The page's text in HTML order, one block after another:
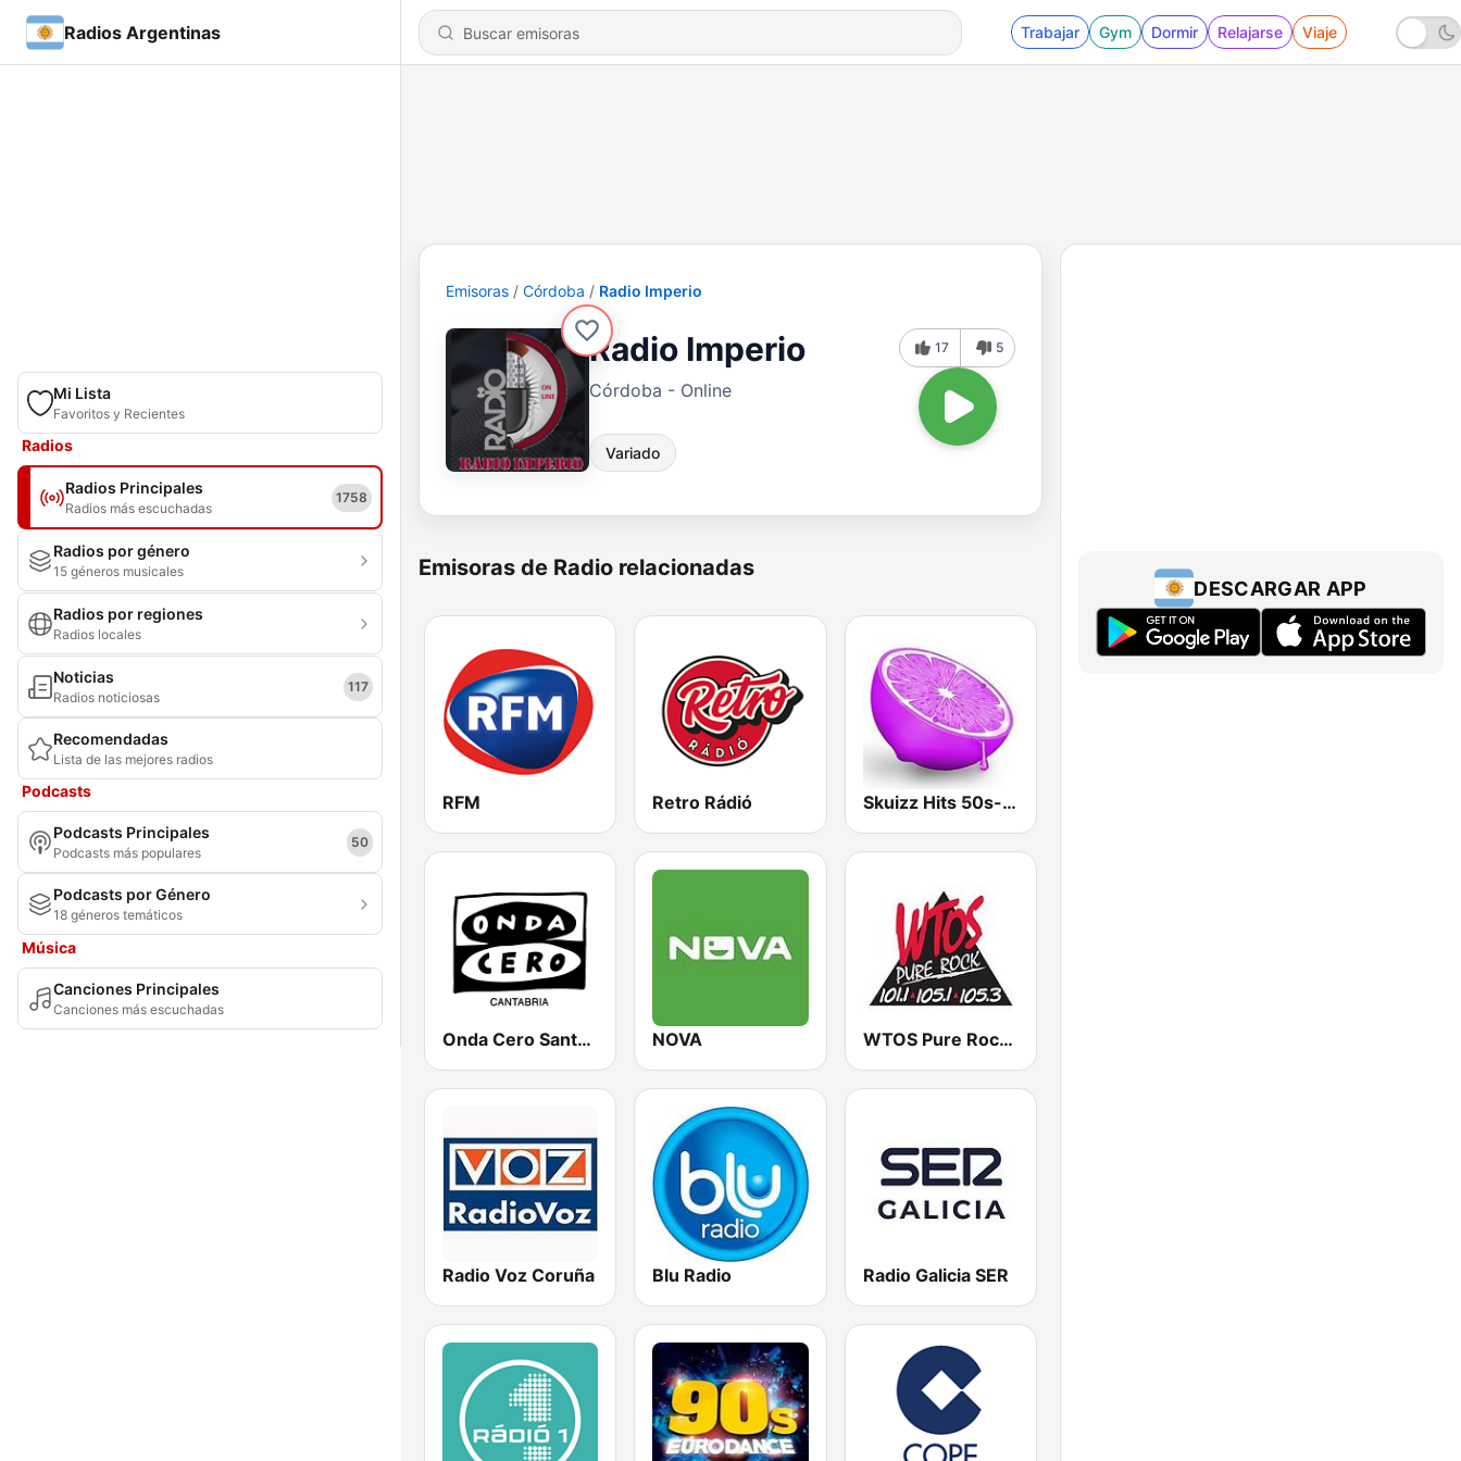
Radios Argentinas Trabajar Gym Dormir Relajarse Viaje
Mi Lista
Favoritos y Recientes
Radios
Radios Principales
Radios más escuchadas
1758
Radios por género
15 géneros musicales
Radios por regiones
Radios locales
Noticias
Radios noticiosas
117
Recomendadas
Lista de las mejores radios
Podcasts
Podcasts Principales
Podcasts más populares
50
Podcasts por Género
18 géneros temáticos
Música
Canciones Principales
Canciones más escuchadas
Emisoras Córdoba Radio Imperio
Radio Imperio
Córdoba - Online
Variado
17 5
Emisoras de Radio relacionadas
RFM Retro Rádió Skuizz Hits 50s- 70s
Onda Cero Santander NOVA WTOS Pure Rock 105.1 FM
Radio Voz Coruña Blu Radio Radio Galicia SER
DESCARGAR APP